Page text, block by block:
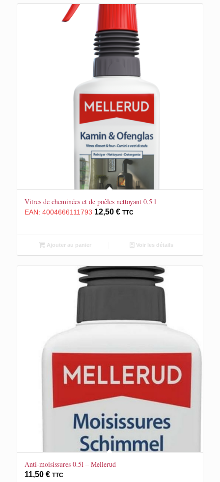
Vitres de cheminées et de poêles nettoyant 0,5 l
EAN: 4004666111793 12,50 € TTC
Ajouter au panier Voir les détails
Anti-moisissures 0.5l – Mellerud
11,50 € TTC